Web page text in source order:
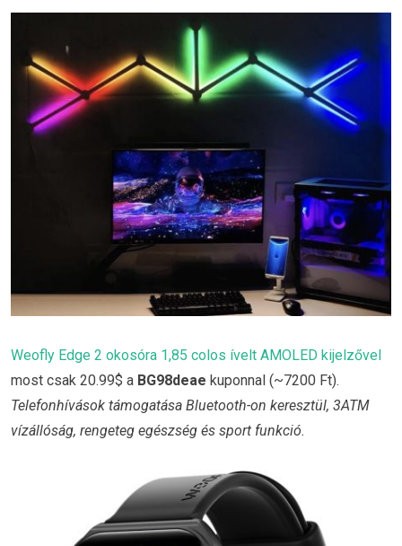
Weofly Edge 2 okosóra 1,85 colos ívelt AMOLED kijelzővel
most csak 20.99$ a BG98deae kuponnal (~7200 Ft).
Telefonhívások támogatása Bluetooth-on keresztül, 3ATM
vízállóság, rengeteg egészség és sport funkció.